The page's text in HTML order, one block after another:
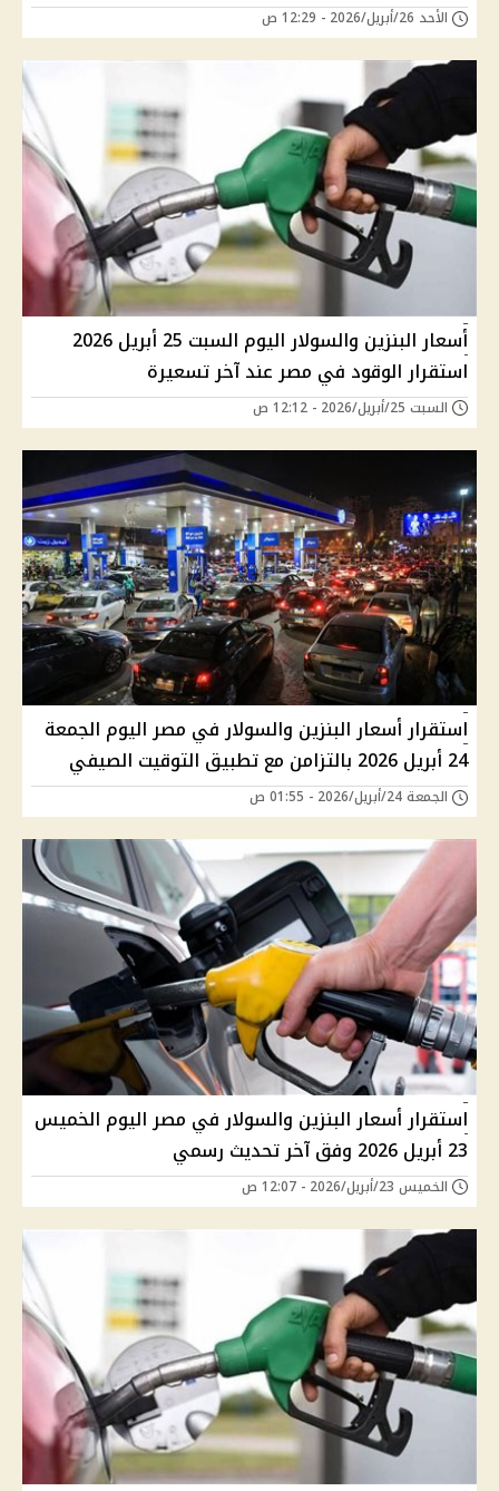
الأحد 26/أبريل/2026 - 12:29 ص
أسعار البنزين والسولار اليوم السبت 25 أبريل 2026
استقرار الوقود في مصر عند آخر تسعيرة
السبت 25/أبريل/2026 - 12:12 ص
استقرار أسعار البنزين والسولار في مصر اليوم الجمعة
24 أبريل 2026 بالتزامن مع تطبيق التوقيت الصيفي
الجمعة 24/أبريل/2026 - 01:55 ص
استقرار أسعار البنزين والسولار في مصر اليوم الخميس
23 أبريل 2026 وفق آخر تحديث رسمي
الخميس 23/أبريل/2026 - 12:07 ص